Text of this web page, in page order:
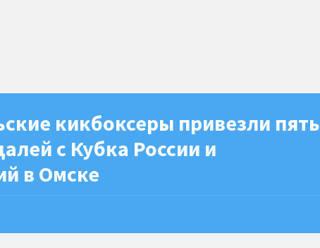
кикбоксеры привезли пять
с Кубка России и
в Омске